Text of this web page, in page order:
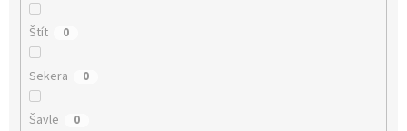
Štít 0
Sekera 0
Šavle 0